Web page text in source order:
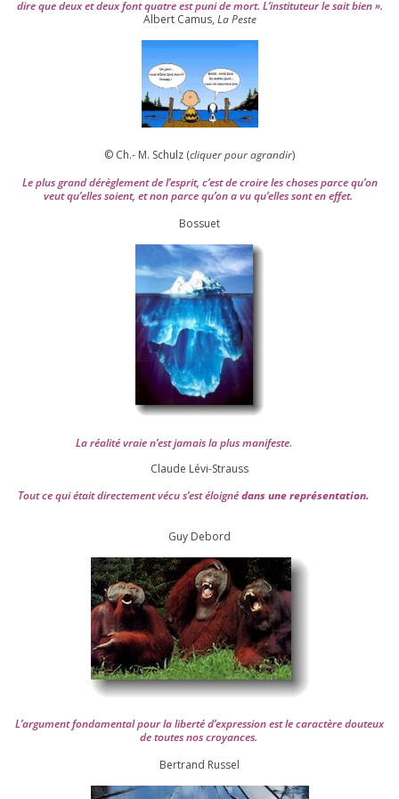
dire que deux et deux font quatre est puni de mort. L’instituteur le sait bien ».
Albert Camus, La Peste
© Ch.- M. Schulz (cli­quer pour agran­dir)
Le plus grand dérè­gle­ment de l’es­prit, c’est de croire les choses parce qu’on
veut qu’elles soient, et non parce qu’on a vu qu’elles sont en effet.
Bossuet
La réa­lité vraie n’est jamais la plus mani­feste.
Claude Lévi-Strauss
Tout ce qui était direc­te­ment vécu s’est éloi­gnédans une repré­sen­ta­tion.
Guy Debord
L’argument fon­da­men­tal pour la liber­té d’expression est le carac­tère dou­teux
de toutes nos croyances.
Ber­trand Russel